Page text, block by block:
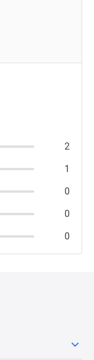
2
1
0
0
0